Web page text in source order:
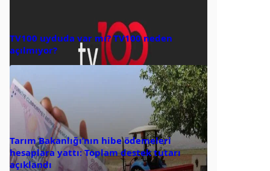
TV100 uyduda var mı? TV100 neden
açılmıyor?
Tarım Bakanlığı’nın hibe ödemeleri
hesaplara yattı: Toplam destek tutarı
açıklandı